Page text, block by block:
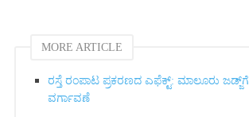
MORE ARTICLE
ರಸ್ತೆ ರಂಪಾಟ ಪ್ರಕರಣದ ಎಫೆಕ್ಟ್‌: ಮಾಲೂರು ಜಡ್ಜ್‌ಗೆ
ವರ್ಗಾವಣೆ